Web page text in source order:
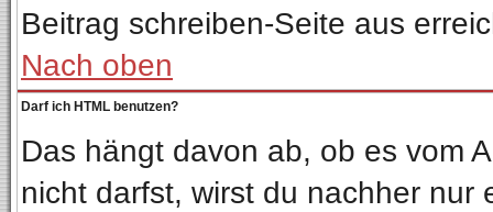
Beitrag schreiben-Seite aus
Nach oben
Darf ich HTML benutzen?
Das hängt davon ab, ob es vom
nicht darfst, wirst du nachher nur